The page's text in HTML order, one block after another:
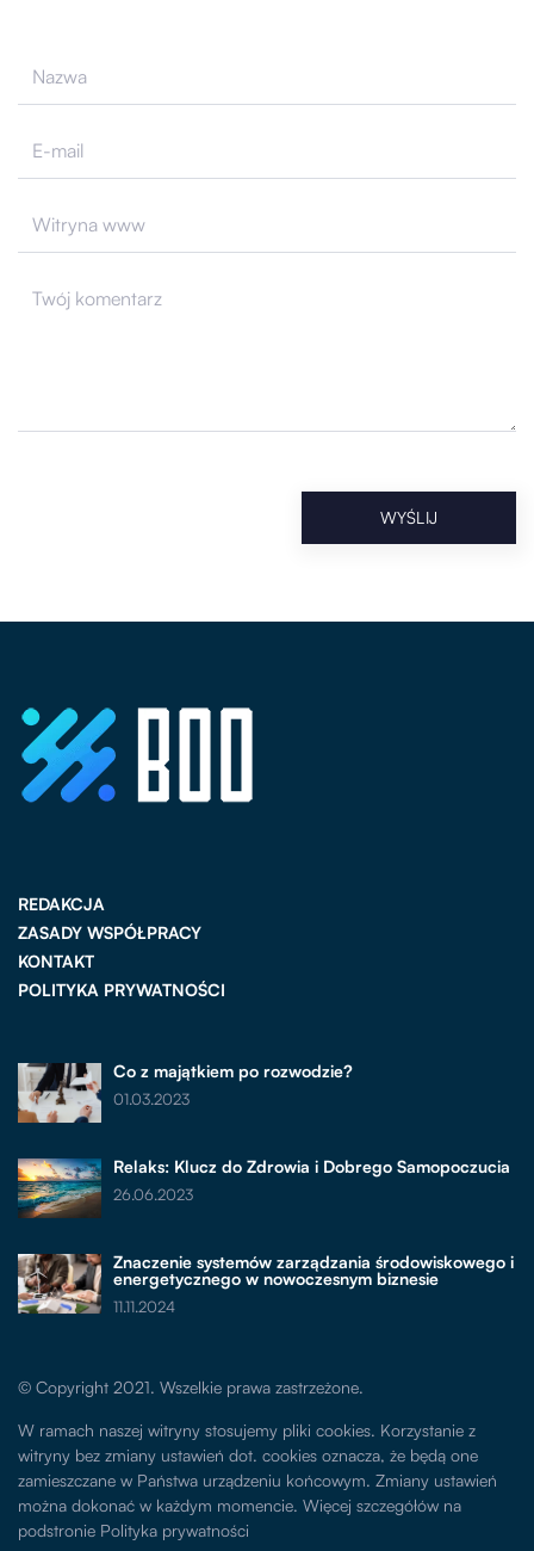
REDAKCJA
ZASADY WSPÓŁPRACY
KONTAKT
POLITYKA PRYWATNOŚCI
Co z majątkiem po rozwodzie?
01.03.2023
Relaks: Klucz do Zdrowia i Dobrego Samopoczucia
26.06.2023
Znaczenie systemów zarządzania środowiskowego i
energetycznego w nowoczesnym biznesie
11.11.2024
© Copyright 2021. Wszelkie prawa zastrzeżone.
W ramach naszej witryny stosujemy pliki cookies. Korzystanie z
witryny bez zmiany ustawień dot. cookies oznacza, że będą one
zamieszczane w Państwa urządzeniu końcowym. Zmiany ustawień
można dokonać w każdym momencie. Więcej szczegółów na
podstronie Polityka prywatności